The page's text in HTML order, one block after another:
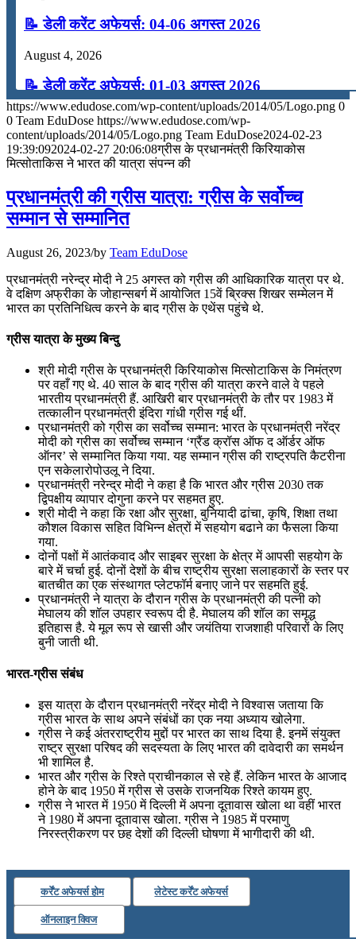
Menu Menu
📝 डेली करेंट अफेयर्स: 04-06 अगस्त 2026
August 4, 2026
📝 डेली करेंट अफेयर्स: 01-03 अगस्त 2026
July 31, 2026
📝 डेली करेंट अफेयर्स: 28-31 जुलाई 2026
📝 डेली करेंट अफेयर्स: 25-27 जुलाई 2026
📝 डेली करेंट अफेयर्स: 22-24 जुलाई 2026
July 22, 2026
📝 डेली करेंट अफेयर्स: 19-21 जुलाई 2026
July 19, 2026
📝 डेली करेंट अफेयर्स: 16-18 जुलाई 2026
https://www.edudose.com/wp-content/uploads/2014/05/Logo.png 0
0 Team EduDose https://www.edudose.com/wp-
content/uploads/2014/05/Logo.png Team EduDose2024-02-23
19:39:092024-02-27 20:06:08ग्रीस के प्रधानमंत्री किरियाकोस
मित्‍सोताकिस ने भारत की यात्रा संपन्न की
प्रधानमंत्री की ग्रीस यात्रा: ग्रीस के सर्वोच्च
सम्मान से सम्मानित
August 26, 2023/by Team EduDose
प्रधानमंत्री नरेन्‍द्र मोदी ने 25 अगस्त को ग्रीस की आधिकारिक यात्रा पर थे.
वे दक्षिण अफ्रीका के जोहान्‍सबर्ग में आयोजित 15वें ब्रिक्स शिखर सम्मेलन में
भारत का प्रतिनिधित्व करने के बाद ग्रीस के एथेंस पहुंचे थे.
ग्रीस यात्रा के मुख्य बिन्दु
श्री मोदी ग्रीस के प्रधानमंत्री किरियाकोस मित्सोटाकिस के निमंत्रण
पर वहाँ गए थे. 40 साल के बाद ग्रीस की यात्रा करने वाले वे पहले
भारतीय प्रधानमंत्री हैं. आखिरी बार प्रधानमंत्री के तौर पर 1983 में
तत्कालीन प्रधानमंत्री इंदिरा गांधी ग्रीस गई थीं.
प्रधानमंत्री को ग्रीस का सर्वोच्च सम्मान: भारत के प्रधानमंत्री नरेंद्र
मोदी को ग्रीस का सर्वोच्च सम्मान ‘ग्रैंड क्रॉस ऑफ द ऑर्डर ऑफ
ऑनर’ से सम्मानित किया गया. यह सम्मान ग्रीस की राष्ट्रपति कैटरीना
एन सकेलारोपोउलू ने दिया.
प्रधानमंत्री नरेन्‍द्र मोदी ने कहा है कि भारत और ग्रीस 2030 तक
द्विपक्षीय व्यापार दोगुना करने पर सहमत हुए.
श्री मोदी ने कहा कि रक्षा और सुरक्षा, बुनियादी ढांचा, कृषि, शिक्षा तथा
कौशल विकास सहित विभिन्‍न क्षेत्रों में सहयोग बढाने का फैसला किया
गया.
दोनों पक्षों में आतंकवाद और साइबर सुरक्षा के क्षेत्र में आपसी सहयोग के
बारे में चर्चा हुई. दोनों देशों के बीच राष्ट्रीय सुरक्षा सलाहकारों के स्तर पर
बातचीत का एक संस्‍थागत प्‍लेटफॉर्म बनाए जाने पर सहमति हुई.
प्रधानमंत्री ने यात्रा के दौरान ग्रीस के प्रधानमंत्री की पत्‍नी को
मेघालय की शॉल उपहार स्‍वरूप दी है. मेघालय की शॉल का समृद्ध
इतिहास है. ये मूल रूप से खासी और जयंतिया राजशाही परिवारों के लिए
बुनी जाती थी.
भारत-ग्रीस संबंध
इस यात्रा के दौरान प्रधानमंत्री नरेंद्र मोदी ने विश्वास जताया कि
ग्रीस भारत के साथ अपने संबंधों का एक नया अध्याय खोलेगा.
ग्रीस ने कई अंतरराष्ट्रीय मुद्दों पर भारत का साथ दिया है. इनमें संयुक्त
राष्ट्र सुरक्षा परिषद की सदस्यता के लिए भारत की दावेदारी का समर्थन
भी शामिल है.
भारत और ग्रीस के रिश्ते प्राचीनकाल से रहे हैं. लेकिन भारत के आजाद
होने के बाद 1950 में ग्रीस से उसके राजनयिक रिश्ते कायम हुए.
ग्रीस ने भारत में 1950 में दिल्ली में अपना दूतावास खोला था वहीं भारत
ने 1980 में अपना दूतावास खोला. ग्रीस ने 1985 में परमाणु
निरस्त्रीकरण पर छह देशों की दिल्ली घोषणा में भागीदारी की थी.
कर्रेंट अफेयर्स होम लेटेस्ट कर्रेंट अफेयर्स
ऑनलाइन क्विज